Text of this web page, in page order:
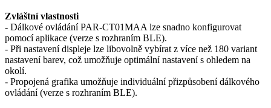
Zvláštní vlastnosti
- Dálkové ovládání PAR-CT01MAA lze snadno konfigurovat
pomocí aplikace (verze s rozhraním BLE).
- Při nastavení displeje lze libovolně vybírat z více než 180 variant
nastavení barev, což umožňuje optimální nastavení s ohledem na
okolí.
- Propojená grafika umožňuje individuální přizpůsobení dálkového
ovládání (verze s rozhraním BLE).